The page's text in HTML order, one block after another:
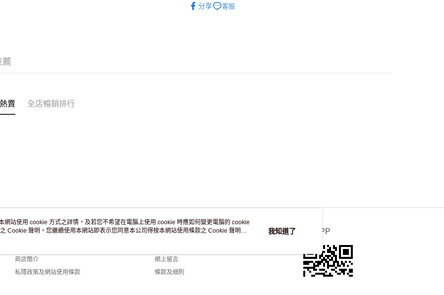
分享
客服
薦
賣 全店暢銷排行
關於我們
商店簡介
私隱政策及網站使用條款
客戶服務
網上留言
條款及細則
官方APP
網站使用 cookie 方式之詳情，及若您不希望在電腦上使用 cookie 時應如何變更電腦的 cookie
Cookie 聲明。您繼續使用本網站即表示您同意本公司得按本網站使用條款之 Cookie 聲明使
我知道了